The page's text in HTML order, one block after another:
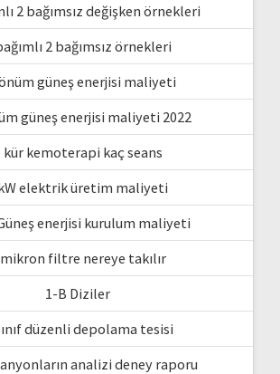
2 bağımsız değişken örnekleri
2 bağımsız örnekleri
güneş enerjisi maliyeti
güneş enerjisi maliyeti 2022
kür kemoterapi kaç seans
elektrik üretim maliyeti
enerjisi kurulum maliyeti
filtre nereye takılır
1-B Diziler
düzenli depolama tesisi
analizi deney raporu